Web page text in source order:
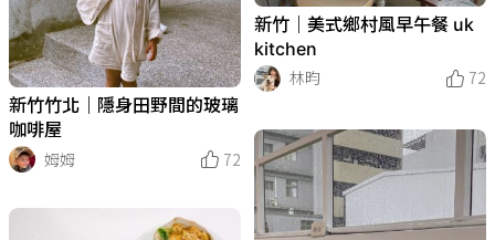
新竹竹北｜隱身田野間的玻璃
咖啡屋
姆姆
72
新竹｜美式鄉村風早午餐 uk
kitchen
林昀
72